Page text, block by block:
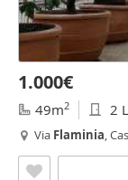
1.000€
49m2 2
Via Flaminia,